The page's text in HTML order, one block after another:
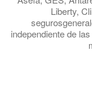
Liberty,
independiente de